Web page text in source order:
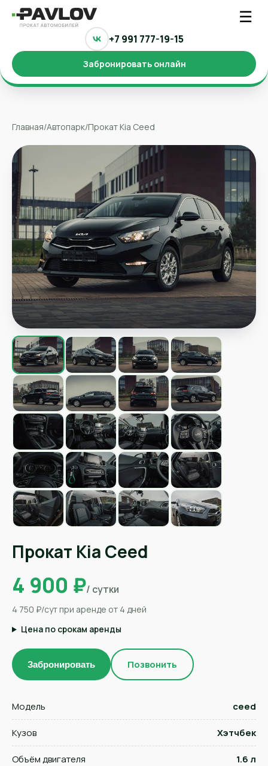
☰
+7 991 777-19-15
Забронировать онлайн
Главная/Автопарк/Прокат Kia Ceed
Прокат Kia Ceed
4 900 ₽/ сутки
4 750 ₽/сут при аренде от 4 дней
Цена по срокам аренды
Забронировать Позвонить
Модель ceed
Кузов Хэтчбек
Объём двигателя 1.6 л